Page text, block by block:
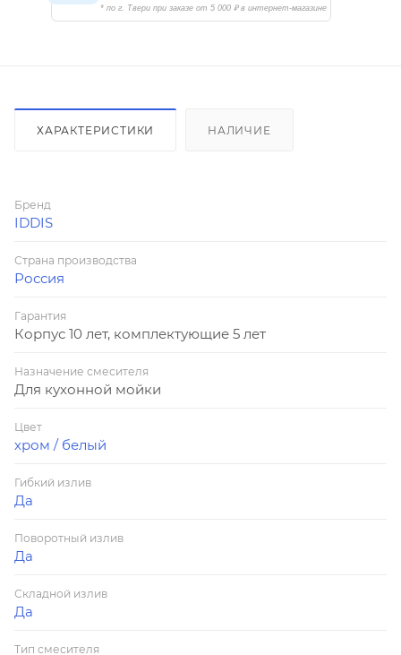
* по г. Твери при заказе от 5 000 ₽ в интернет-магазине
ХАРАКТЕРИСТИКИ НАЛИЧИЕ
Бренд
IDDIS
Страна производства
Россия
Гарантия
Корпус 10 лет, комплектующие 5 лет
Назначение смесителя
Для кухонной мойки
Цвет
хром / белый
Гибкий излив
Да
Поворотный излив
Да
Складной излив
Да
Тип смесителя